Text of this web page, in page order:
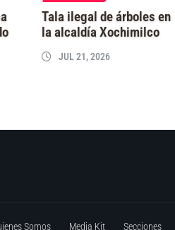
Tala ilegal de árboles en
la alcaldía Xochimilco
JUL 21, 2026
Somos Media Kit Secciones